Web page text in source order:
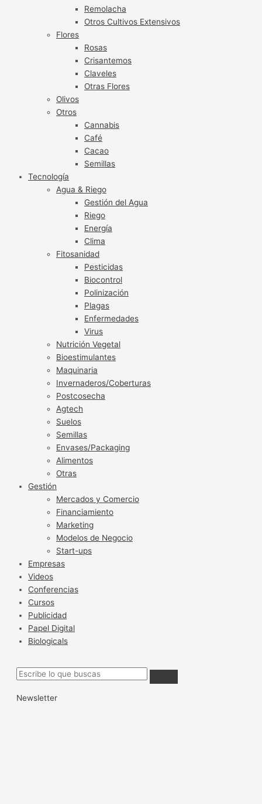
Remolacha
Otros Cultivos Extensivos
Flores
Rosas
Crisantemos
Claveles
Otras Flores
Olivos
Otros
Cannabis
Café
Cacao
Semillas
Tecnología
Agua & Riego
Gestión del Agua
Riego
Energía
Clima
Fitosanidad
Pesticidas
Biocontrol
Polinización
Plagas
Enfermedades
Virus
Nutrición Vegetal
Bioestimulantes
Maquinaria
Invernaderos/Coberturas
Postcosecha
Agtech
Suelos
Semillas
Envases/Packaging
Alimentos
Otras
Gestión
Mercados y Comercio
Financiamiento
Marketing
Modelos de Negocio
Start-ups
Empresas
Videos
Conferencias
Cursos
Publicidad
Papel Digital
Biologicals
Newsletter